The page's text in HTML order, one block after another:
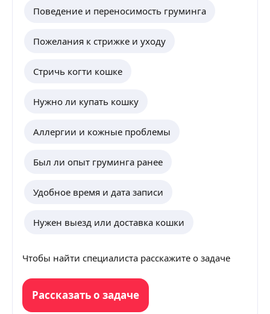
Поведение и переносимость груминга
Пожелания к стрижке и уходу
Стричь когти кошке
Нужно ли купать кошку
Аллергии и кожные проблемы
Был ли опыт груминга ранее
Удобное время и дата записи
Нужен выезд или доставка кошки
Чтобы найти специалиста расскажите о задаче
Рассказать о задаче